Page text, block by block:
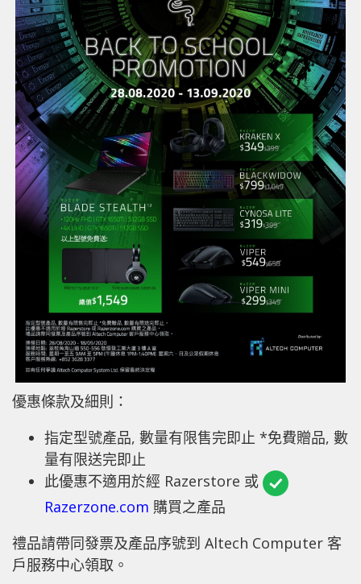
優惠條款及細則：
指定型號產品, 數量有限售完即止 *免費贈品, 數
量有限送完即止
此優惠不適用於經 Razerstore 或
Razerzone.com 購買之產品
禮品請帶同發票及產品序號到 Altech Computer 客
戶服務中心領取。